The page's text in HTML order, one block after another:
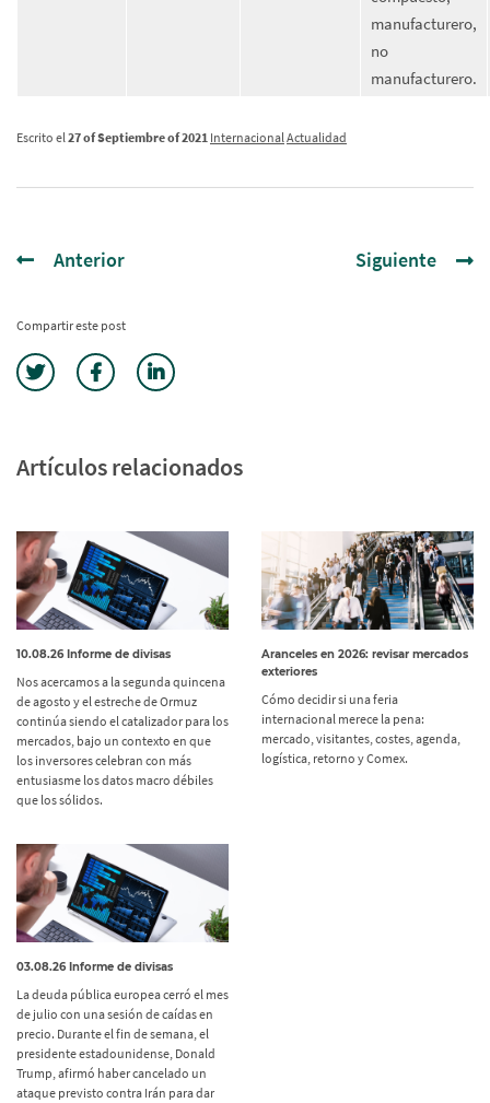
manufacturero,
no
manufacturero.
Escrito el 27 of Septiembre of 2021 Internacional Actualidad
Anterior Siguiente
Compartir este post
Artículos relacionados
10.08.26 Informe de divisas
Nos acercamos a la segunda quincena
de agosto y el estreche de Ormuz
continúa siendo el catalizador para los
mercados, bajo un contexto en que
los inversores celebran con más
entusiasme los datos macro débiles
que los sólidos.
Aranceles en 2026: revisar mercados
exteriores
Cómo decidir si una feria
internacional merece la pena:
mercado, visitantes, costes, agenda,
logística, retorno y Comex.
03.08.26 Informe de divisas
La deuda pública europea cerró el mes
de julio con una sesión de caídas en
precio. Durante el fin de semana, el
presidente estadounidense, Donald
Trump, afirmó haber cancelado un
ataque previsto contra Irán para dar